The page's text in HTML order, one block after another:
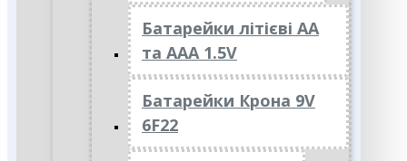
Батарейки літієві АА
та ААА 1.5V
Батарейки Крона 9V
6F22